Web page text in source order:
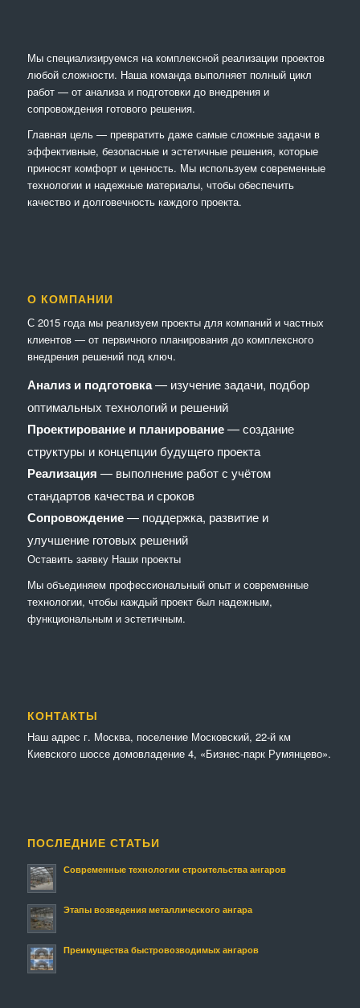
Мы специализируемся на комплексной реализации проектов
любой сложности. Наша команда выполняет полный цикл
работ — от анализа и подготовки до внедрения и
сопровождения готового решения.
Главная цель — превратить даже самые сложные задачи в
эффективные, безопасные и эстетичные решения, которые
приносят комфорт и ценность. Мы используем современные
технологии и надежные материалы, чтобы обеспечить
качество и долговечность каждого проекта.
О КОМПАНИИ
С 2015 года мы реализуем проекты для компаний и частных
клиентов — от первичного планирования до комплексного
внедрения решений под ключ.
Анализ и подготовка— изучение задачи, подбор
оптимальных технологий и решений
Проектирование и планирование— создание
структуры и концепции будущего проекта
Реализация — выполнение работ с учётом
стандартов качества и сроков
Сопровождение— поддержка, развитие и
улучшение готовых решений
Оставить заявку Наши проекты
Мы объединяем профессиональный опыт и современные
технологии, чтобы каждый проект был надежным,
функциональным и эстетичным.
КОНТАКТЫ
Наш адрес г. Москва, поселение Московский, 22-й км
Киевского шоссе домовладение 4, «Бизнес-парк Румянцево».
ПОСЛЕДНИЕ СТАТЬИ
Современные технологии строительства ангаров
Этапы возведения металлического ангара
Преимущества быстровозводимых ангаров